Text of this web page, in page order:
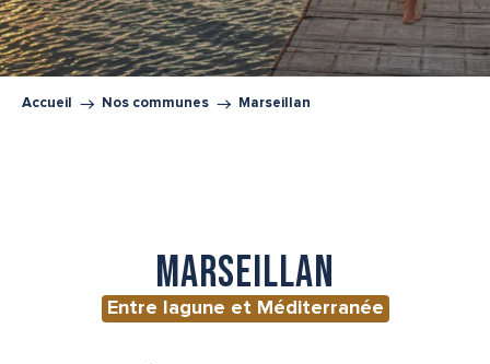
Accueil Nos communes Marseillan
Marseillan
Entre lagune et Méditerranée